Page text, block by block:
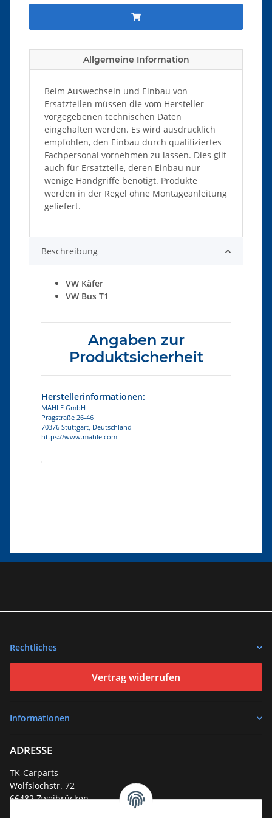
Allgemeine Information
Beim Auswechseln und Einbau von
Ersatzteilen müssen die vom Hersteller
vorgegebenen technischen Daten
eingehalten werden. Es wird ausdrücklich
empfohlen, den Einbau durch qualifiziertes
Fachpersonal vornehmen zu lassen. Dies gilt
auch für Ersatzteile, deren Einbau nur
wenige Handgriffe benötigt. Produkte
werden in der Regel ohne Montageanleitung
geliefert.
Beschreibung
VW Käfer
VW Bus T1
Angaben zur
Produktsicherheit
Herstellerinformationen:
MAHLE GmbH
Pragstraße 26-46
70376 Stuttgart, Deutschland
https://www.mahle.com
Rechtliches
Vertrag widerrufen
Informationen
ADRESSE
TK-Carparts
Wolfslochstr. 72
66482 Zweibrücken